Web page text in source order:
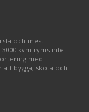
och mest
kvm ryms inte
med
bygga, sköta och